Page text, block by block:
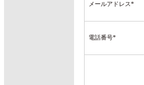
メールアドレス*
電話番号*